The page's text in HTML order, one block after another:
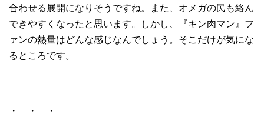
合わせる展開になりそうですね。また、オメガの民も絡ん
できやすくなったと思います。しかし、『キン肉マン』フ
ァンの熱量はどんな感じなんでしょう。そこだけが気にな
るところです。
・ ・ ・